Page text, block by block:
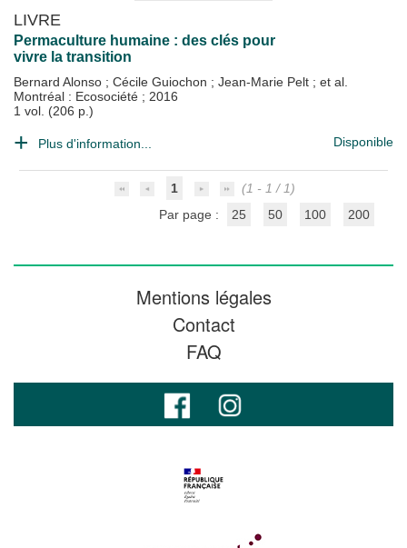
LIVRE
Permaculture humaine : des clés pour
vivre la transition
Bernard Alonso ; Cécile Guiochon ; Jean-Marie Pelt ; et al.
Montréal : Ecosociété ; 2016
1 vol. (206 p.)
Plus d'information... Disponible
1
(1 - 1 / 1)
Par page :
25 50 100 200
Mentions légales
Contact
FAQ